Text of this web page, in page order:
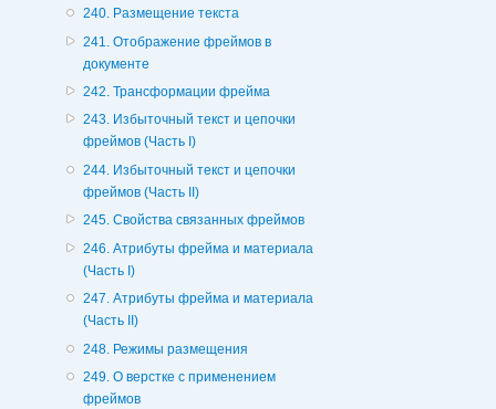
240. Размещение текста
241. Отображение фреймов в
документе
242. Трансформации фрейма
243. Избыточный текст и цепочки
фреймов (Часть I)
244. Избыточный текст и цепочки
фреймов (Часть II)
245. Свойства связанных фреймов
246. Атрибуты фрейма и материала
(Часть I)
247. Атрибуты фрейма и материала
(Часть II)
248. Режимы размещения
249. О верстке с применением
фреймов